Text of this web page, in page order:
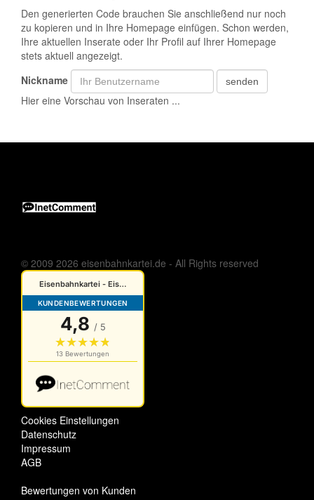
Den generierten Code brauchen Sie anschließend nur noch
zu kopieren und in Ihre Homepage einfügen. Schon werden,
Ihre aktuellen Inserate oder Ihr Profil auf Ihrer Homepage
stets aktuell angezeigt.
Nickname
Hier eine Vorschau von Inseraten ...
© 2009 2026 eisenbahnkartei.de - All Rights reserved
Cookies Einstellungen
Datenschutz
Impressum
AGB
Bewertungen von Kunden